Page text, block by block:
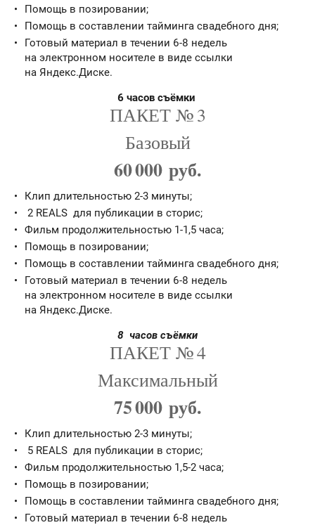
Помощь в позировании;
Помощь в составлении тайминга свадебного дня;
Готовый материал в течении 6-8 недель
на электронном носителе в виде ссылки
на Яндекс.Диске.
6 часов съёмки
ПАКЕТ № 3
Базовый
60 000 руб.
Клип длительностью 2-3 минуты;
2 REALS для публикации в сторис;
Фильм продолжительностью 1-1,5 часа;
Помощь в позировании;
Помощь в составлении тайминга свадебного дня;
Готовый материал в течении 6-8 недель
на электронном носителе в виде ссылки
на Яндекс.Диске.
8 часов съёмки
ПАКЕТ № 4
Максимальный
75 000 руб.
Клип длительностью 2-3 минуты;
5 REALS для публикации в сторис;
Фильм продолжительностью 1,5-2 часа;
Помощь в позировании;
Помощь в составлении тайминга свадебного дня;
Готовый материал в течении 6-8 недель